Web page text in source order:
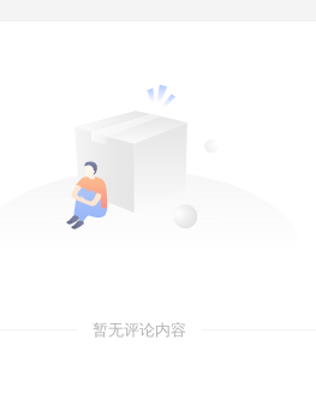
暂无评论内容